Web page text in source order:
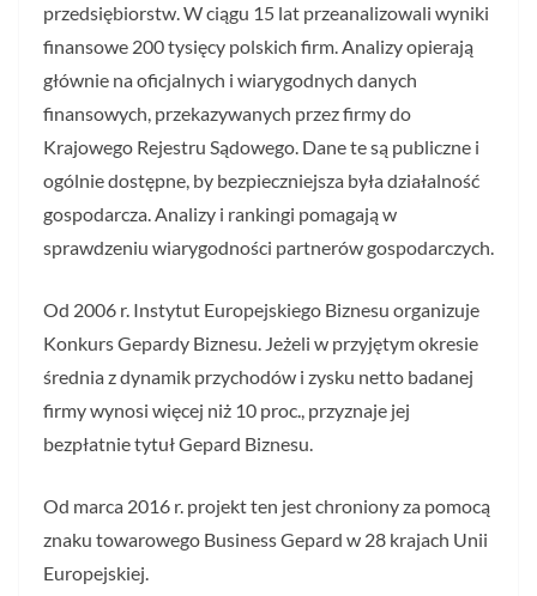
przedsiębiorstw. W ciągu 15 lat przeanalizowali wyniki
finansowe 200 tysięcy polskich firm. Analizy opierają
głównie na oficjalnych i wiarygodnych danych
finansowych, przekazywanych przez firmy do
Krajowego Rejestru Sądowego. Dane te są publiczne i
ogólnie dostępne, by bezpieczniejsza była działalność
gospodarcza. Analizy i rankingi pomagają w
sprawdzeniu wiarygodności partnerów gospodarczych.
Od 2006 r. Instytut Europejskiego Biznesu organizuje
Konkurs Gepardy Biznesu. Jeżeli w przyjętym okresie
średnia z dynamik przychodów i zysku netto badanej
firmy wynosi więcej niż 10 proc., przyznaje jej
bezpłatnie tytuł Gepard Biznesu.
Od marca 2016 r. projekt ten jest chroniony za pomocą
znaku towarowego Business Gepard w 28 krajach Unii
Europejskiej.